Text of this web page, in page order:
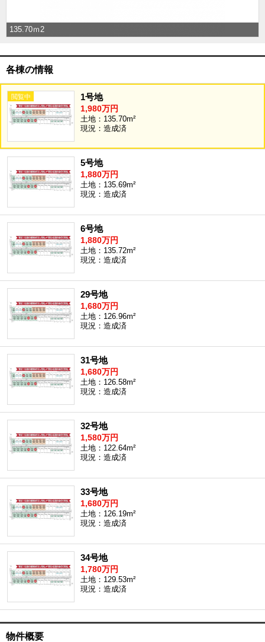
135.70ｍ2
各棟の情報
1号地
1,980万円
土地：135.70m²
現況：造成済
5号地
1,880万円
土地：135.69m²
現況：造成済
6号地
1,880万円
土地：135.72m²
現況：造成済
29号地
1,680万円
土地：126.96m²
現況：造成済
31号地
1,680万円
土地：126.58m²
現況：造成済
32号地
1,580万円
土地：122.64m²
現況：造成済
33号地
1,680万円
土地：126.19m²
現況：造成済
34号地
1,780万円
土地：129.53m²
現況：造成済
物件概要
沖縄全域エリアの新築一戸建
沖縄全域エリアの中古一戸建
沖縄全域エリアの土地
お客様の声
全店舗営業社員募集！